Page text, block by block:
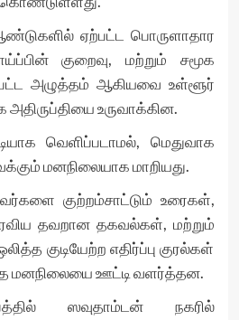
ஏற்பட்ட பொருளாதார
குறைவு, மற்றும் சமூக
அழுத்தம் ஆகியவை உள்ளூர்
உருவாக்கின.
வெளிப்படாமல், மெதுவாக
மனநிலையாக மாறியது.
குற்றம்சாட்டும் உரைகள்,
தவறான தகவல்கள், மற்றும்
குடியேற்ற எதிர்ப்பு குரல்கள்
மனநிலையை ஊட்டி வளர்த்தன.
ஸவுதாம்டன் நகரில்